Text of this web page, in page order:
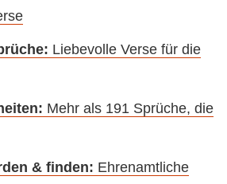
Liebevolle Verse für die
Mehr als 191 Sprüche, die
& finden: Ehrenamtliche